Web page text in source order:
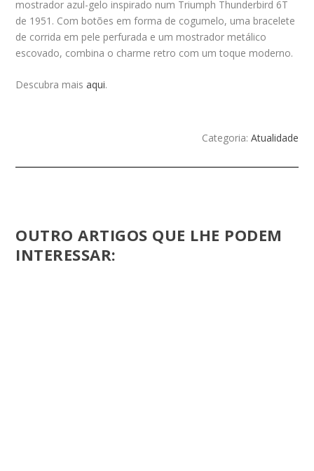
mostrador azul-gelo inspirado num Triumph Thunderbird 6T
de 1951. Com botões em forma de cogumelo, uma bracelete
de corrida em pele perfurada e um mostrador metálico
escovado, combina o charme retro com um toque moderno.
Descubra maisaqui.
Categoria: Atualidade
OUTRO ARTIGOS QUE LHE PODEM
INTERESSAR: